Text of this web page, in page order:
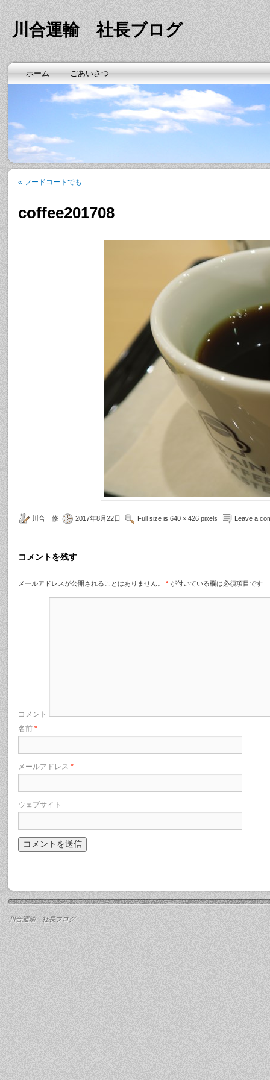
川合運輸 社長ブログ
ホーム ごあいさつ
« フードコートでも
coffee201708
川合 修 2017年8月22日 Full size is 640 × 426 pixels Leave a
コメントを残す
メールアドレスが公開されることはありません。 * が付いている欄は必須項目です
コメント
名前 *
メールアドレス *
ウェブサイト
川合運輸 社長ブログ